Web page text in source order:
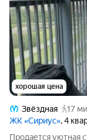
хорошая цена
Звёздная
17
ЖК «Сириус», 4
Продается уютная